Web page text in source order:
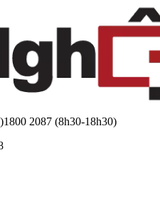
1800 2087 (8h30-18h30)